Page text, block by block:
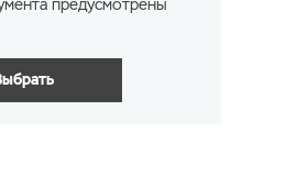
предусмотрены